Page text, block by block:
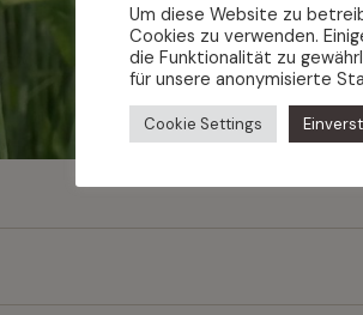
Um diese Website zu
Cookies zu verwenden.
die Funktionalität zu
für unsere anonymisierte
Cookie Settings